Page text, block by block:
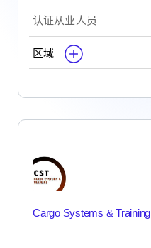
认证从业人员
区域
Cargo Systems & Training